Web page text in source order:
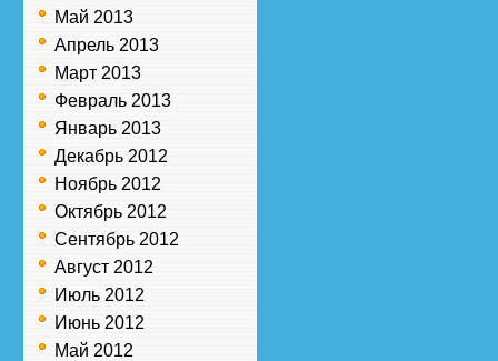
Май 2013
Апрель 2013
Март 2013
Февраль 2013
Январь 2013
Декабрь 2012
Ноябрь 2012
Октябрь 2012
Сентябрь 2012
Август 2012
Июль 2012
Июнь 2012
Май 2012